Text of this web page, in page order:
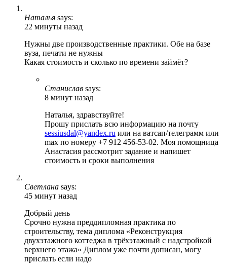
Наталья says:
22 минуты назад
Нужны две производственные практики. Обе на базе
вуза, печати не нужны
Какая стоимость и сколько по времени займёт?
Станислав says:
8 минут назад
Наталья, здравствуйте!
Прошу прислать всю информацию на почту
sessiusdal@yandex.ru или на ватсап/телеграмм или
max по номеру +7 912 456-53-02. Моя помощница
Анастасия рассмотрит задание и напишет
стоимость и сроки выполнения
Светлана says:
45 минут назад
Добрый день
Срочно нужна преддипломная практика по
строительству, тема диплома «Реконструкция
двухэтажного коттеджа в трёхэтажный с надстройкой
верхнего этажа» Диплом уже почти дописан, могу
прислать если надо